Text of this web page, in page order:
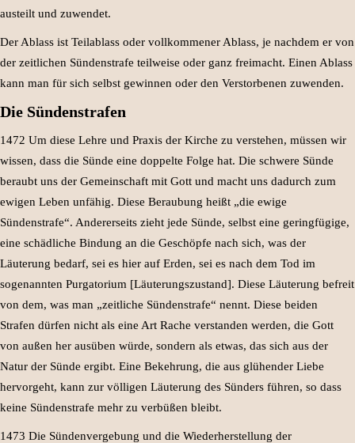
austeilt und zuwendet.
Der Ablass ist Teilablass oder vollkommener Ablass, je nachdem er von
der zeitlichen Sündenstrafe teilweise oder ganz freimacht. Einen Ablass
kann man für sich selbst gewinnen oder den Verstorbenen zuwenden.
Die Sündenstrafen
1472 Um diese Lehre und Praxis der Kirche zu verstehen, müssen wir
wissen, dass die Sünde eine doppelte Folge hat. Die schwere Sünde
beraubt uns der Gemeinschaft mit Gott und macht uns dadurch zum
ewigen Leben unfähig. Diese Beraubung heißt „die ewige
Sündenstrafe“. Andererseits zieht jede Sünde, selbst eine geringfügige,
eine schädliche Bindung an die Geschöpfe nach sich, was der
Läuterung bedarf, sei es hier auf Erden, sei es nach dem Tod im
sogenannten Purgatorium [Läuterungszustand]. Diese Läuterung befreit
von dem, was man „zeitliche Sündenstrafe“ nennt. Diese beiden
Strafen dürfen nicht als eine Art Rache verstanden werden, die Gott
von außen her ausüben würde, sondern als etwas, das sich aus der
Natur der Sünde ergibt. Eine Bekehrung, die aus glühender Liebe
hervorgeht, kann zur völligen Läuterung des Sünders führen, so dass
keine Sündenstrafe mehr zu verbüßen bleibt.
1473 Die Sündenvergebung und die Wiederherstellung der